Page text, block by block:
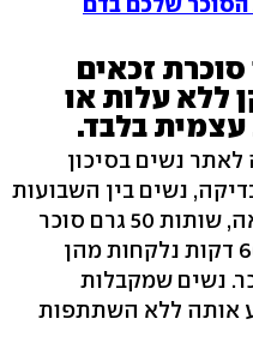
סוכרת זכאים
ללא עלות או
בלבד.
נשים בסיכון
נשים בין השבועות
24־28 להיריון מגיעות למרפאה, שותות 50 גרם סוכר
ענבים שנמהל במים, ולאחר 60 דקות נלקחות מהן
נשים שמקבלות
אותה ללא השתתפות